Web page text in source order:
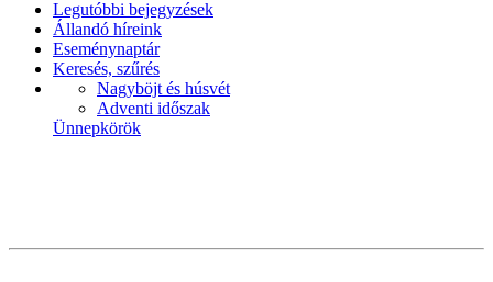
Legutóbbi bejegyzések
Állandó híreink
Eseménynaptár
Keresés, szűrés
Nagyböjt és húsvét
Adventi időszak
Ünnepkörök